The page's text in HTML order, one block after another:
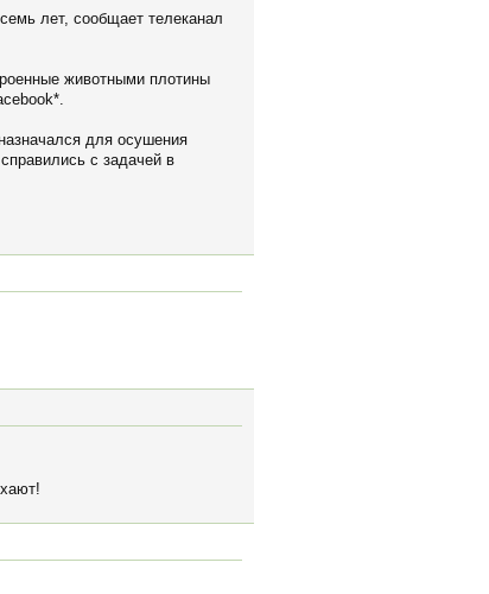
лет, сообщает телеканал
животными плотины
для осушения
с задачей в